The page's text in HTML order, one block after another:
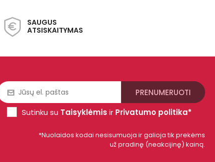
SAUGUS
ATSISKAITYMAS
Sutinku su Taisyklėmis ir Privatumo politika*
*Nuolaidos kodai nesisumuoja ir galioja tik prekėms
už pradinę (neakcijinę) kainą.